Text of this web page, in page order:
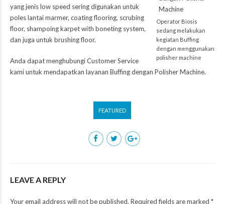
Operator Biosis
sedang melakukan
kegiatan Buffing
dengan menggunakan
polisher machine
yang jenis low speed sering digunakan untuk
poles lantai marmer, coating flooring, scrubing
floor, shampoing karpet with boneting system,
dan juga untuk brushing floor.
Anda dapat menghubungi Customer Service
kami untuk mendapatkan layanan Buffing dengan Polisher Machine.
FEATURED
LEAVE A REPLY
Your email address will not be published. Required fields are marked *